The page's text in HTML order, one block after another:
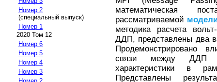
Номер 2
(специальный выпуск)
Номер 1
2020 Том 12
Номер 6
Номер 5
Номер 4
Номер 3
математическая
рассматриваемой
методика расчета
ДДП, представлены два
Продемонстрировано
связи между ДДП
характеристики в
Представлены